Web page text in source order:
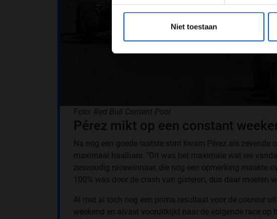
Niet toestaan
Foto: Red Bull Content Pool
Pérez mikt op een constant
Na nog een goede laatste stint kwam Pérez als zevende
maximaal haalbare. "Dit was het maximale wat we
zesvoudig racewinnaar, die nog een opmerking maakte
100% was door de crash van gisteren, dus daar moeten
Al met al toch nog een prima resultaat voor de coureur
weekend en alvast vooruitkijkt naar de volgende race op
*Raadpleeg ons